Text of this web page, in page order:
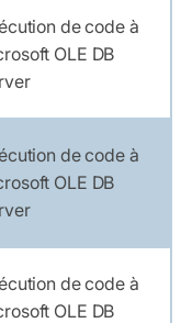
de code à
OLE DB
de code à
OLE DB
de code à
OLE DB